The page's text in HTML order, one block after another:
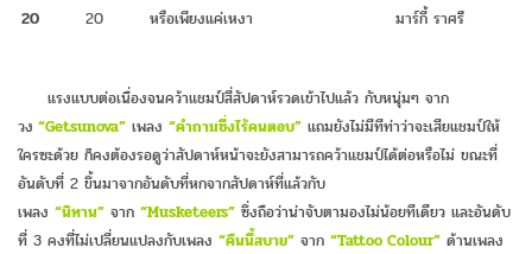
20
20 หรือเพียงแค่เหงา มาร์กี้ ราศรี
แรงแบบต่อเนื่องจนคว้าแชมป์สี่สัปดาห์รวดเข้าไปแล้ว กับหนุ่มๆ จาก
วง “Getsunova” เพลง “คำถามซึ่งไร้คนตอบ” แถมยังไม่มีทีท่าว่าจะเสียแชมป์ให้
ใครซะด้วย ก็คงต้องรอดูว่าสัปดาห์หน้าจะยังสามารถคว้าแชมป์ได้ต่อหรือไม่ ขณะที่
อันดับที่ 2 ขึ้นมาจากอันดับที่หกจากสัปดาห์ที่แล้วกับ
เพลง “นิทาน” จาก “Musketeers” ซึ่งถือว่าน่าจับตามองไม่น้อยทีเดียว และอันดับ
ที่ 3 คงที่ไม่เปลี่ยนแปลงกับเพลง “คืนนี้สบาย” จาก “Tattoo Colour” ด้านเพลง